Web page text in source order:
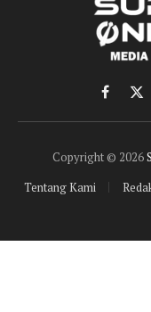
Facebook
X
Copyright © 2026
Tentang Kami